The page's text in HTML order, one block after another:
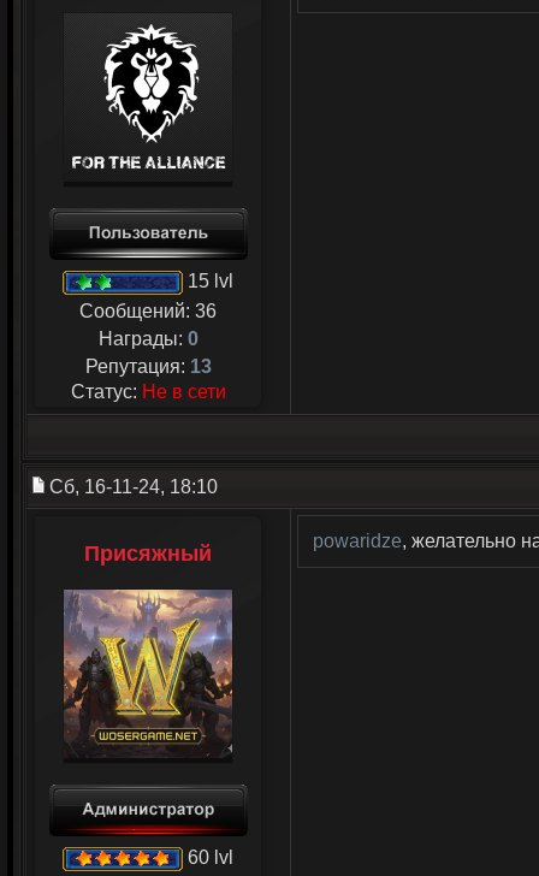
15 lvl
Сообщений: 36
Награды: 0
Репутация: 13
Статус: Не в сети
Сб, 16-11-24, 18:10
Присяжный
60 lvl
powaridze, желательно